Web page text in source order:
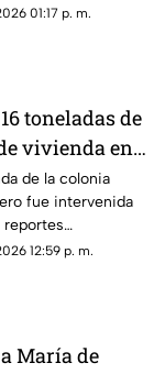
reproducciones y
01:17 p. m.
toneladas de
vivienda en
Diego Lucero
de la colonia
fue intervenida
reportes
por acumulación
12:59 p. m.
María de